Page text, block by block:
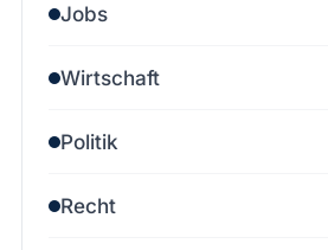
Jobs
Wirtschaft
Politik
Recht